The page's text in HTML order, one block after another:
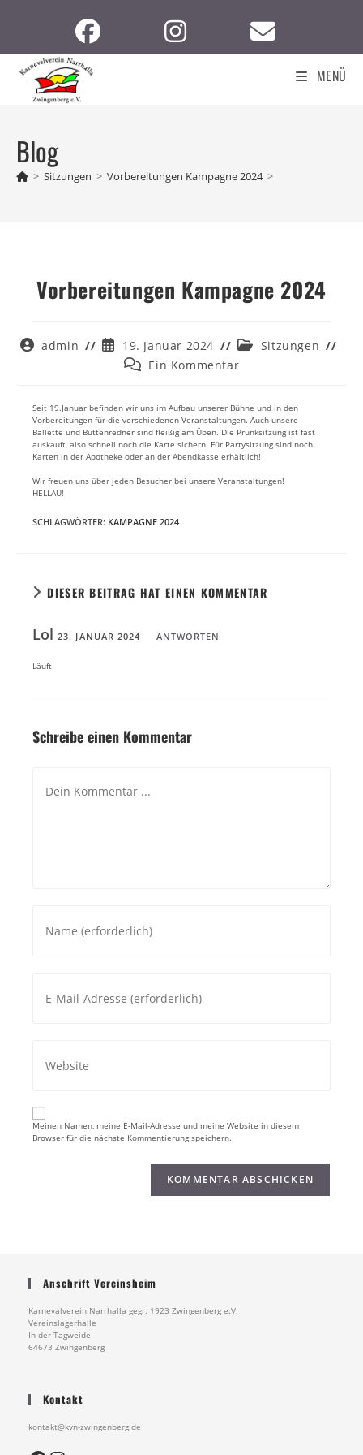
MENÜ
Blog
> Sitzungen > Vorbereitungen Kampagne 2024 >
Vorbereitungen Kampagne 2024
Beitrags-
admin
Beitrag
veröffentlicht:
19. Januar 2024
Beitrags-
Kategorie:
Sitzungen
Beitrags-Ein Kommentar
Seit 19.Januar befinden wir uns im Aufbau unserer Bühne und in den
Vorbereitungen für die verschiedenen Veranstaltungen. Auch unsere
Ballette und Büttenredner sind fleißig am Üben. Die Prunksitzung ist fast
auskauft, also schnell noch die Karte sichern. Für Partysitzung sind noch
Karten in der Apotheke oder an der Abendkasse erhältlich!
Wir freuen uns über jeden Besucher bei unsere Veranstaltungen!
HELLAU!
SCHLAGWÖRTER: KAMPAGNE 2024
DIESER BEITRAG HAT EINEN KOMMENTAR
Lol 23. JANUAR 2024 ANTWORTEN
Läuft
Schreibe einen Kommentar
deinen
zum
deine
zum
deine
ein
(optional)
Meinen Namen, meine E-Mail-Adresse und meine Website in diesem
Browser für die nächste Kommentierung speichern.
Anschrift Vereinsheim
Karnevalverein Narrhalla gegr. 1923 Zwingenberg e.V.
Vereinslagerhalle
In der Tagweide
64673 Zwingenberg
Kontakt
kontakt@kvn-zwingenberg.de